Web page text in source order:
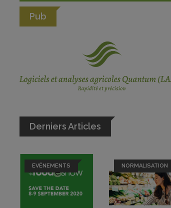
Pub
Derniers Articles
EVÉNEMENTS NORMALISATION